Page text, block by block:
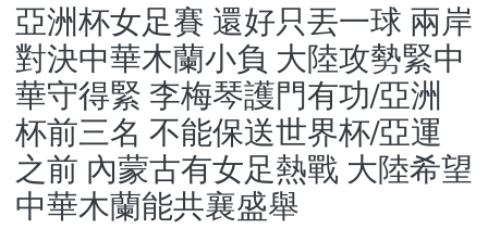
Statistics
亞洲杯女足賽 還好只丟一球 兩岸
對決中華木蘭小負 大陸攻勢緊中
華守得緊 李梅琴護門有功/亞洲
杯前三名 不能保送世界杯/亞運
之前 內蒙古有女足熱戰 大陸希望
中華木蘭能共襄盛舉